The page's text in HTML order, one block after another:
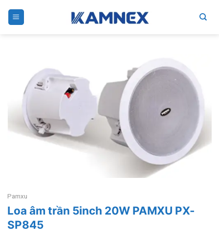
Pamxu
Loa âm trần 5inch 20W PAMXU PX-
SP845